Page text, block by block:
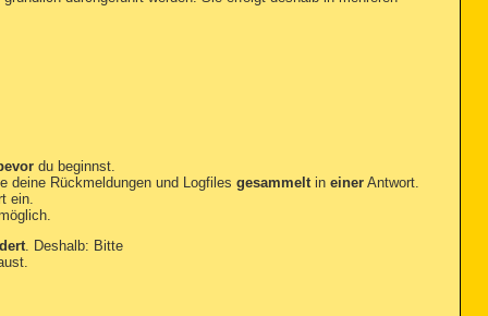
du beginnst.
deine Rückmeldungen und Logfiles gesammelt in einer Antwort.
ein.
. Deshalb: Bitte